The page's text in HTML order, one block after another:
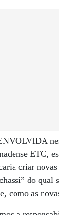
ETC,
criar
do qual
como as